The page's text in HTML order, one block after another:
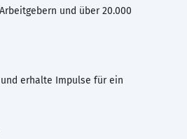
und über 20.000
erhalte Impulse für ein